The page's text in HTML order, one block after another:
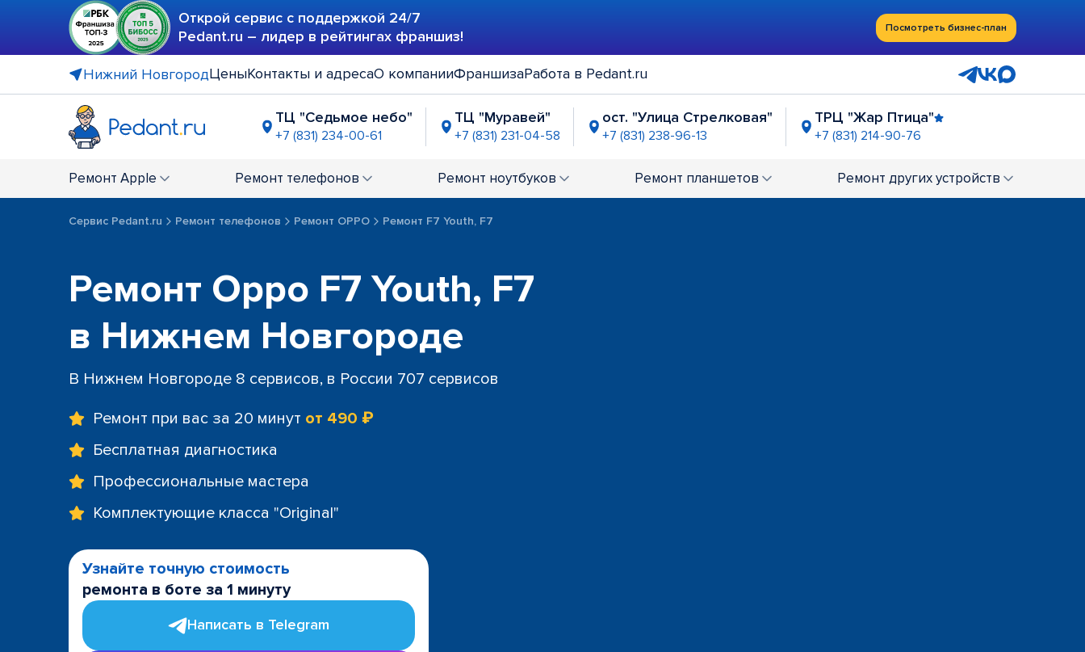
Открой сервис с поддержкой 24/7
Pedant.ru – лидер в рейтингах франшиз!
Посмотреть бизнес-план
Нижний НовгородЦеныКонтакты и адресаО компанииФраншизаРабота в Pedant.ru
ТЦ "Седьмое небо"
+7 (831) 234-00-61
ТЦ "Муравей"
+7 (831) 231-04-58
ост. "Улица Стрелковая"
+7 (831) 238-96-13
ТРЦ "Жар Птица"
+7 (831) 214-90-76
+7 (831) 231-05-41 +7 (831) 234-00-62 +7 (831) 234-00-58 +7 (831) 234-00-59
Ремонт Apple Ремонт телефонов Ремонт ноутбуков Ремонт планшетов Ремонт других устройств
Сервис Pedant.ru Ремонт телефонов Ремонт OPPO Ремонт F7 Youth, F7
Ремонт Oppo F7 Youth, F7
в Нижнем Новгороде
В Нижнем Новгороде 8 сервисов, в России 707 сервисов
Ремонт при вас за 20 минут от 490 ₽
Бесплатная диагностика
Профессиональные мастера
Комплектующие класса "Original"
Узнайте точную стоимость
ремонта в боте за 1 минуту
Написать в Telegram